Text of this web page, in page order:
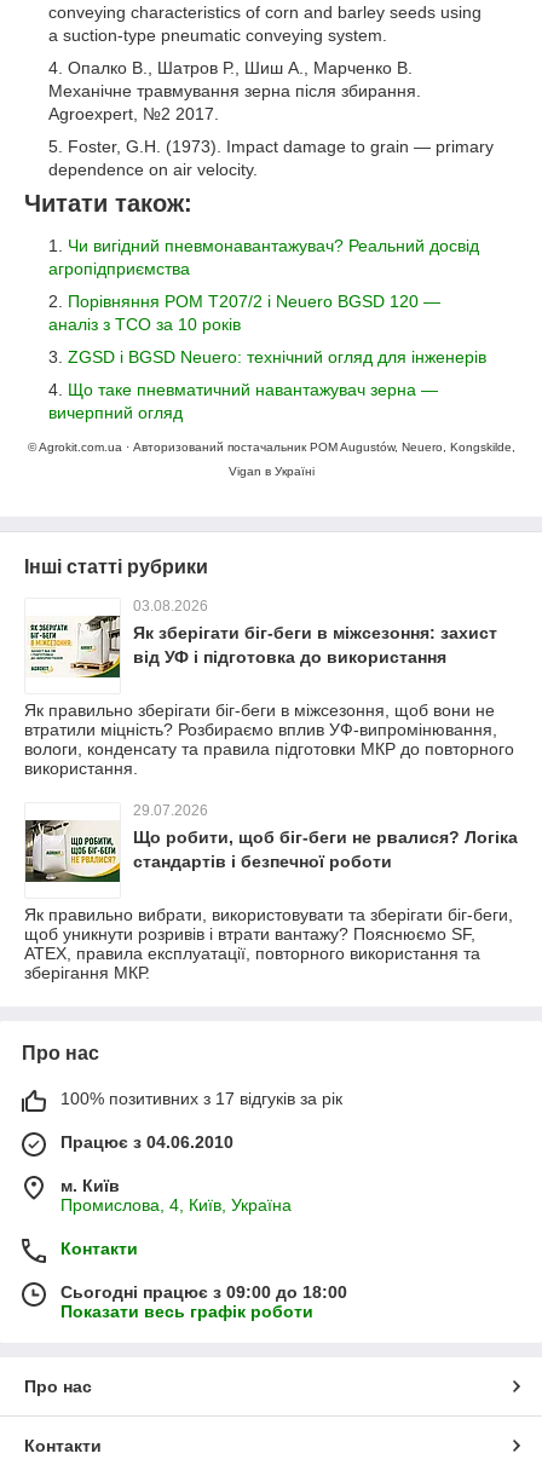
conveying characteristics of corn and barley seeds using
a suction-type pneumatic conveying system.
Опалко В., Шатров Р., Шиш А., Марченко В.
Механічне травмування зерна після збирання.
Agroexpert, №2 2017.
Foster, G.H. (1973). Impact damage to grain — primary
dependence on air velocity.
Читати також:
Чи вигідний пневмонавантажувач? Реальний досвід
агропідприємства
Порівняння POM T207/2 і Neuero BGSD 120 —
аналіз з TCO за 10 років
ZGSD і BGSD Neuero: технічний огляд для інженерів
Що таке пневматичний навантажувач зерна —
вичерпний огляд
© Agrokit.com.ua · Авторизований постачальник POM Augustów, Neuero, Kongskilde,
Vigan в Україні
Інші статті рубрики
03.08.2026
Як зберігати біг-беги в міжсезоння: захист
від УФ і підготовка до використання
Як правильно зберігати біг-беги в міжсезоння, щоб вони не
втратили міцність? Розбираємо вплив УФ-випромінювання,
вологи, конденсату та правила підготовки МКР до повторного
використання.
29.07.2026
Що робити, щоб біг-беги не рвалися? Логіка
стандартів і безпечної роботи
Як правильно вибрати, використовувати та зберігати біг-беги,
щоб уникнути розривів і втрати вантажу? Пояснюємо SF,
ATEX, правила експлуатації, повторного використання та
зберігання МКР.
Про нас
100% позитивних з 17 відгуків за рік
Працює з 04.06.2010
м. Київ
Промислова, 4, Київ, Україна
Контакти
Сьогодні працює з 09:00 до 18:00
Показати весь графік роботи
Про нас
Контакти